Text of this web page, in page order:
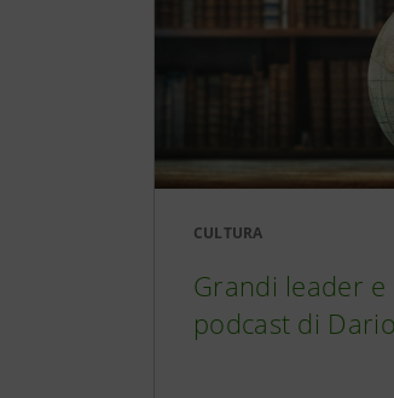
CULTURA
Grandi leader
podcast di